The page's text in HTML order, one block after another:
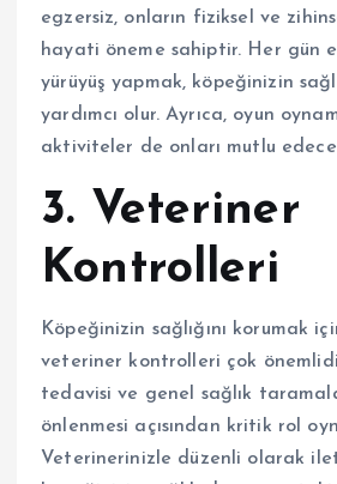
egzersiz, onların fiziksel ve
hayati öneme sahiptir. Her gün
yürüyüş yapmak, köpeğinizin
yardımcı olur. Ayrıca, oyun
aktiviteler de onları mutlu
3. Veteriner
Kontrolleri
Köpeğinizin sağlığını korumak
veteriner kontrolleri çok
tedavisi ve genel sağlık
önlenmesi açısından kritik rol
Veterinerinizle düzenli olarak